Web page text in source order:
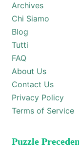
Archives
Chi Siamo
Blog
Tutti
FAQ
About Us
Contact Us
Privacy Policy
Terms of Service
Puzzle